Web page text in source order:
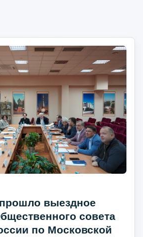
выездное
совета
по Московской